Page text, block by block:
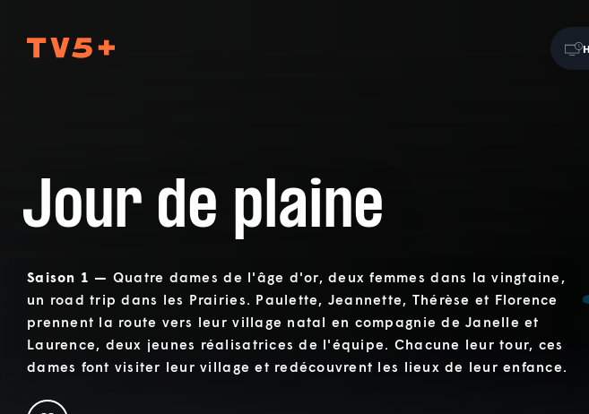
Jour de plaine
Saison 1 — Quatre dames de l'âge d'or, deux femmes dans la vingtaine,
un road trip dans les Prairies. Paulette, Jeannette, Thérèse et Florence
prennent la route vers leur village natal en compagnie de Janelle et
Laurence, deux jeunes réalisatrices de l'équipe. Chacune leur tour, ces
dames font visiter leur village et redécouvrent les lieux de leur enfance.